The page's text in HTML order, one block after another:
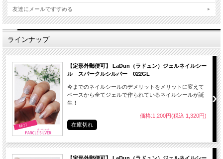
友達にメールですすめる
ラインナップ
【定形外郵便可】 LaDun（ラドュン）ジェルネイルシー
ル スパークルシルバー 022GL
今までのネイルシールのデメリットをメリットに変えて
ベースから全てジェルで作られているネイルシールが誕
生！
価格:1,200円(税込 1,320円)
在庫切れ